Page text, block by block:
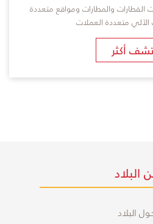
القطارات والمطارات ومواقع متعددة
متعددة العملات
أكثر
البلاد
البلاد